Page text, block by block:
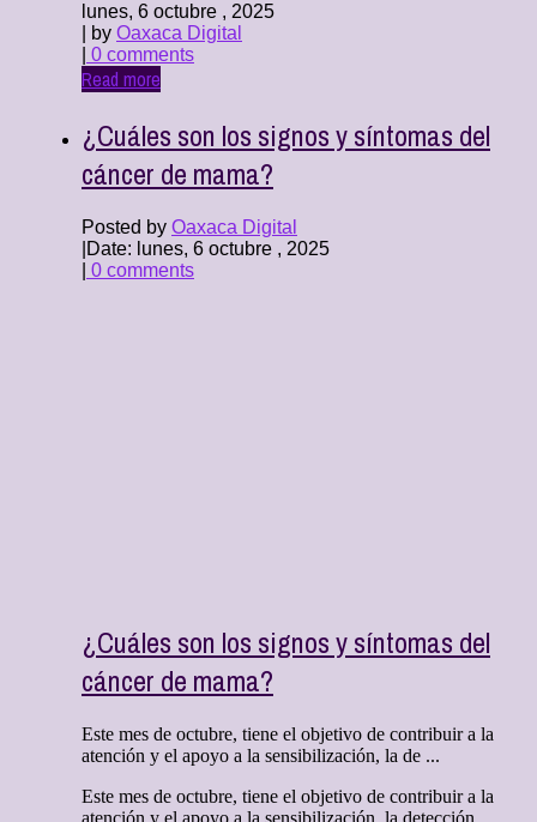
lunes, 6 octubre , 2025
| by Oaxaca Digital
0 comments
Read more
¿Cuáles son los signos y síntomas del
cáncer de mama?
Posted by Oaxaca Digital
Date: lunes, 6 octubre , 2025
0 comments
¿Cuáles son los signos y síntomas del
cáncer de mama?
Este mes de octubre, tiene el objetivo de contribuir a la
atención y el apoyo a la sensibilización, la de ...
Este mes de octubre, tiene el objetivo de contribuir a la
atención y el apoyo a la sensibilización, la detección